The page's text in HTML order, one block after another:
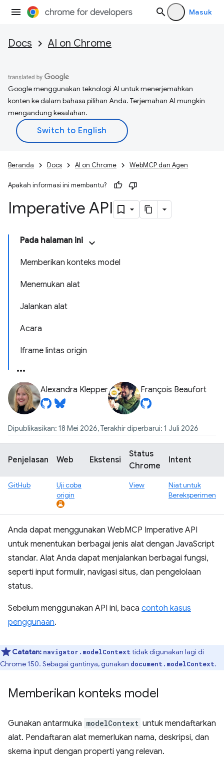
Masuk
Docs AI on Chrome
Google menggunakan teknologi AI untuk menerjemahkan
konten ke dalam bahasa pilihan Anda. Terjemahan AI mungkin
mengandung kesalahan.
Beranda Docs AI on Chrome WebMCP dan Agen
Apakah informasi ini membantu?
Imperative API
Pada halaman ini
Memberikan konteks model
Menemukan alat
Jalankan alat
Acara
Iframe lintas origin
Alexandra Klepper François Beaufort
Dipublikasikan: 18 Mei 2026, Terakhir diperbarui: 1 Juli 2026
Penjelasan Web Ekstensi
Status
Chrome
Intent
GitHub
Uji coba
origin
View
Niat untuk
Bereksperimen
Anda dapat menggunakan WebMCP Imperative API
untuk menentukan berbagai jenis alat dengan JavaScript
standar. Alat Anda dapat menjalankan berbagai fungsi,
seperti input formulir, navigasi situs, dan pengelolaan
status.
Sebelum menggunakan API ini, baca contoh kasus
penggunaan.
Catatan: navigator.modelContext tidak digunakan lagi di
Chrome 150. Sebagai gantinya, gunakan document.modelContext.
Memberikan konteks model
Gunakan antarmuka modelContext untuk mendaftarkan
alat. Pendaftaran alat memerlukan nama, deskripsi, dan
skema input dengan properti yang relevan.